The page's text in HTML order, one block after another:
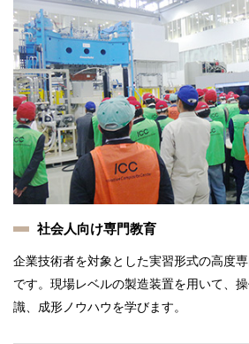
社会人向け専門教育
企業技術者を対象とした実習形式の高度
です。現場レベルの製造装置を用いて、
識、成形ノウハウを学びます。